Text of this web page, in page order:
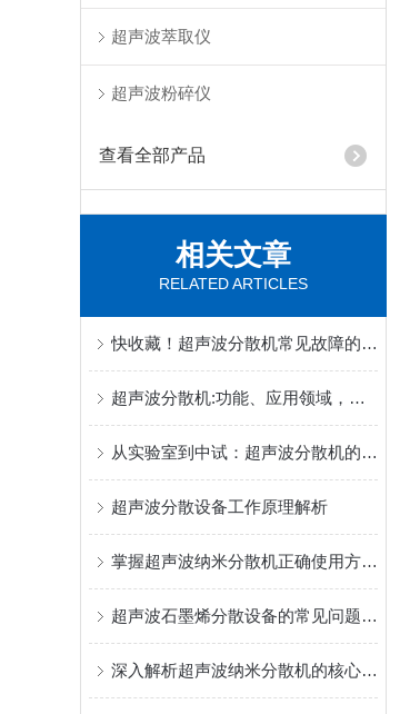
超声波萃取仪
超声波粉碎仪
查看全部产品
相关文章
RELATED ARTICLES
快收藏！超声波分散机常见故障的对应解决妙招
超声波分散机:功能、应用领域，处理量及如何选型(哪些功率)
从实验室到中试：超声波分散机的应用与优势
超声波分散设备工作原理解析
掌握超声波纳米分散机正确使用方法是实现纳米级均匀的关键
超声波石墨烯分散设备的常见问题相应解决方法分享
深入解析超声波纳米分散机的核心构成